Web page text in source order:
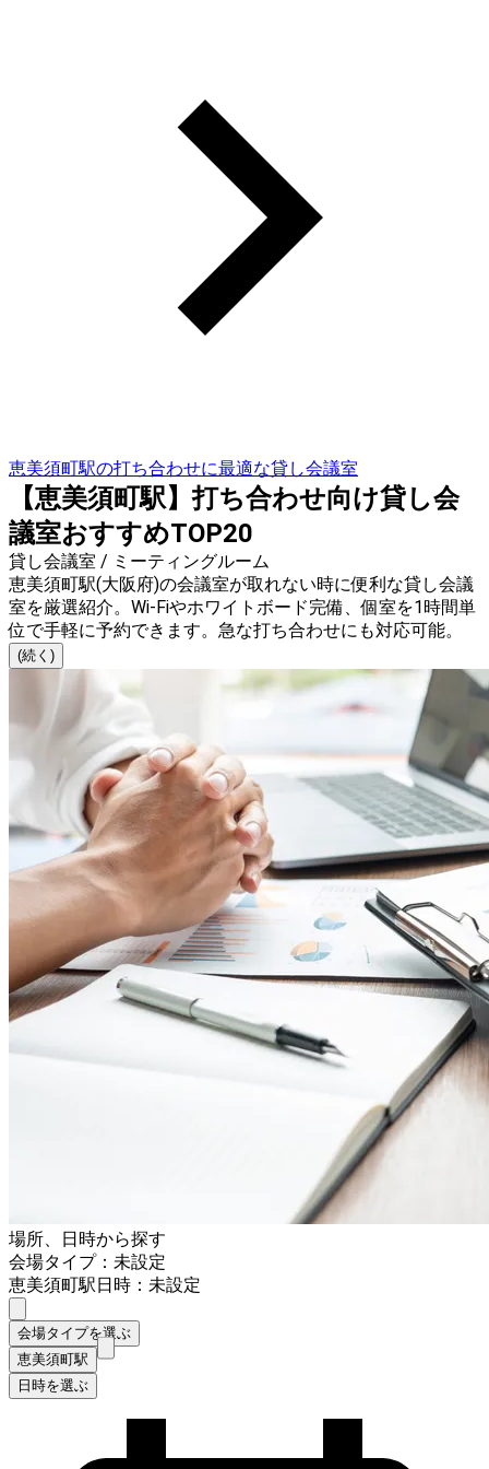
恵美須町駅の打ち合わせに最適な貸し会議室
【恵美須町駅】打ち合わせ向け貸し会
議室おすすめTOP20
貸し会議室 / ミーティングルーム
恵美須町駅(大阪府)の会議室が取れない時に便利な貸し会議
室を厳選紹介。Wi-Fiやホワイトボード完備、個室を1時間単
位で手軽に予約できます。急な打ち合わせにも対応可能。
(続く)
場所、日時から探す
会場タイプ：未設定
恵美須町駅日時：未設定
会場タイプを選ぶ
恵美須町駅
日時を選ぶ